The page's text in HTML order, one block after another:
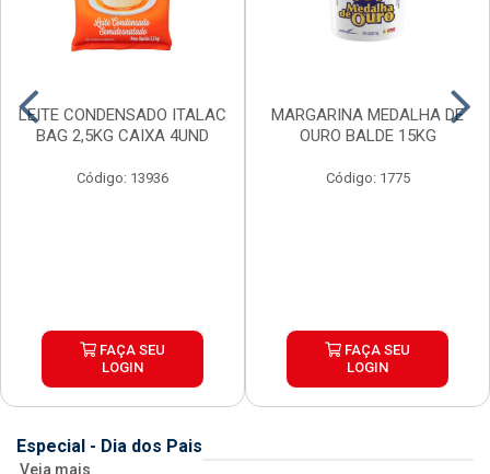
LEITE CONDENSADO ITALAC
BAG 2,5KG CAIXA 4UND
Código: 13936
FAÇA SEU
LOGIN
MARGARINA MEDALHA DE
OURO BALDE 15KG
Código: 1775
FAÇA SEU
LOGIN
Especial - Dia dos Pais
Veja mais